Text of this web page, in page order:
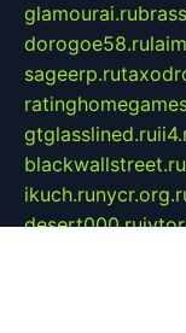
glamourai.ru
dorogoe58.ru
sageerp.ru
gtglasslined.ru
blackwallstreet.ru
ikuch.ru
desert000.ru